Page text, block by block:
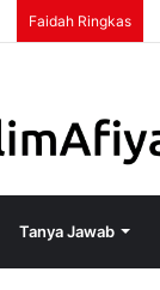
Faidah Ringkas
Tanya Jawab